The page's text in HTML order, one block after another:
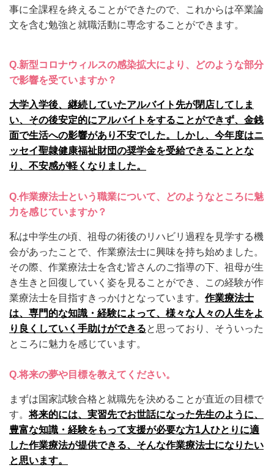
事に全課程を終えることができたので、これからは卒業論
文を含む勉強と就職活動に専念することができます。
Q.新型コロナウィルスの感染拡大により、どのような部分
で影響を受ていますか？
大学入学後、継続していたアルバイト先が閉店してしま
い、その後安定的にアルバイトをすることができず、金銭
面で生活への影響があり不安でした。
しかし、今年度はニ
ッセイ聖隷健康福祉財団の奨学金を受給できることとな
り、不安感が軽くなりました。
Q.作業療法士という職業について、どのようなところに魅
力を感じていますか？
私は中学生の頃、祖母の術後のリハビリ過程を見学する機
会があったことで、作業療法士に興味を持ち始めました。
その際、作業療法士を含む皆さんのご指導の下、祖母が生
き生きと回復していく姿を見ることができ、この経験が作
業療法士を目指すきっかけとなっています。 作業療法士
は、専門的な知識・経験によって、様々な人々の人生をよ
り良くしていく手助けができると思っており、そういった
ところに魅力を感じています。
Q.将来の夢や目標を教えてください。
まずは国家試験合格と就職先を決めることが直近の目標で
す。将来的には、実習先でお世話になった先生のように、
豊富な知識・経験をもって支援が必要な方1人ひとりに適
した作業療法が提供できる、そんな作業療法士になりたい
と思います。